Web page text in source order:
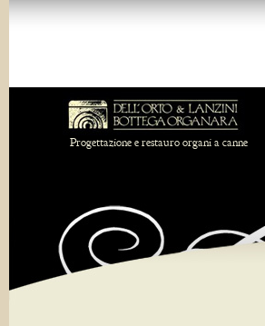
Progettazione e restauro organi a canne